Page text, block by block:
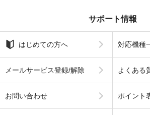
サポート情報
はじめての方へ 対応機種
メールサービス登録/解除 よくある
お問い合わせ ポイント